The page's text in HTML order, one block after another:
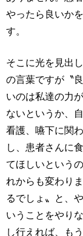
やったら良いか
す。
そこに光を見出
の言葉ですが〝
いのは私達の力
ないというか、
看護、嚥下に関
し、患者さんに
てほしいという
れからも変わり
るでしょ〟と、
いうことをやり
し行えれば、も